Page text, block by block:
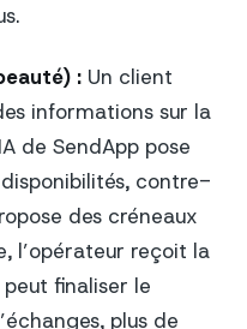
: Un client
informations sur la
de SendApp pose
contre-
des créneaux
l’opérateur reçoit la
finaliser le
plus de